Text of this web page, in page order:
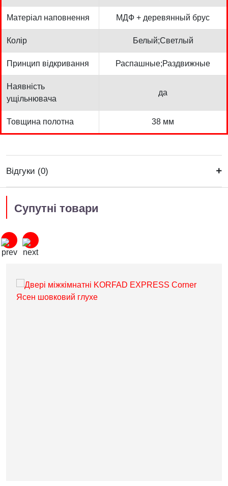
Матеріал наповнення МДФ + деревянный брус
Колір Белый;Светлый
Принцип відкривання Распашные;Раздвижные
Наявність
ущільнювача
да
Товщина полотна 38 мм
Відгуки (0)
Супутні товари